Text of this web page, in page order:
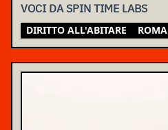
VOCI DA SPIN TIME LABS
DIRITTO ALL'ABITARE ROMA